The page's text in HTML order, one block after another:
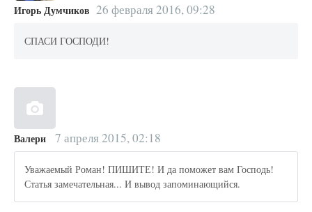
Игорь Думчиков 26 февраля 2016, 09:28
СПАСИ ГОСПОДИ!
Валери 7 апреля 2015, 02:18
Уважаемый Роман! ПИШИТЕ! И да поможет вам Господь!
Статья замечательная... И вывод запоминающийся.